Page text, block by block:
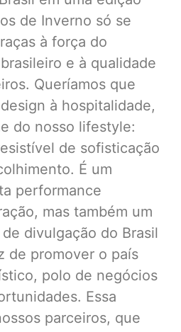
de Inverno só se
à força do
e à qualidade
Queríamos que
à hospitalidade,
do nosso lifestyle:
de sofisticação
É um
performance
mas também um
divulgação do Brasil
de promover o país
polo de negócios
Essa
parceiros, que